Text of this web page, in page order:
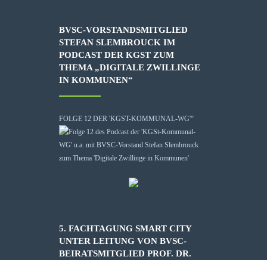
BVSC-VORSTANDSMITGLIED
STEFAN SLEMBROUCK IM
PODCAST DER KGST ZUM
THEMA „DIGITALE ZWILLINGE
IN KOMMUNEN“
FOLGE 12 DER 'KGST-KOMMUNAL-WG'“
5. FACHTAGUNG SMART CITY
UNTER LEITUNG VON BVSC-
BEIRATSMITGLIED PROF. DR.